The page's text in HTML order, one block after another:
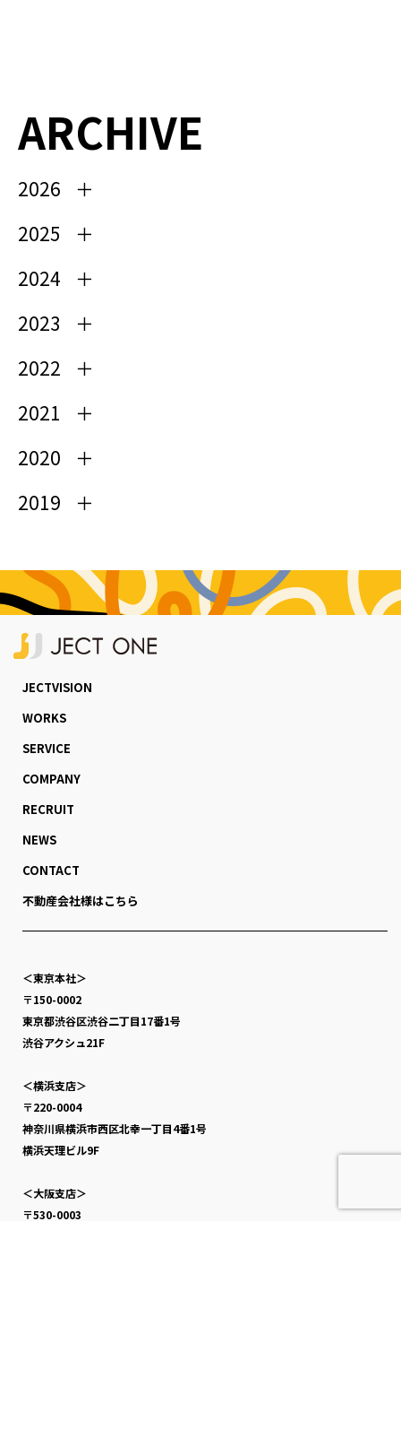
ARCHIVE
2026
2025
2024
2023
2022
2021
2020
2019
JECTVISION
WORKS
SERVICE
COMPANY
RECRUIT
NEWS
CONTACT
不動産会社様はこちら
＜東京本社＞
〒150-0002
東京都渋谷区渋谷二丁目17番1号
渋谷アクシュ21F
＜横浜支店＞
〒220-0004
神奈川県横浜市西区北幸一丁目4番1号
横浜天理ビル9F
＜大阪支店＞
〒530-0003